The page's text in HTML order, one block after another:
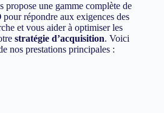
propose une gamme complète de
pour répondre aux exigences des
et vous aider à optimiser les
stratégie d’acquisition. Voici
nos prestations principales :